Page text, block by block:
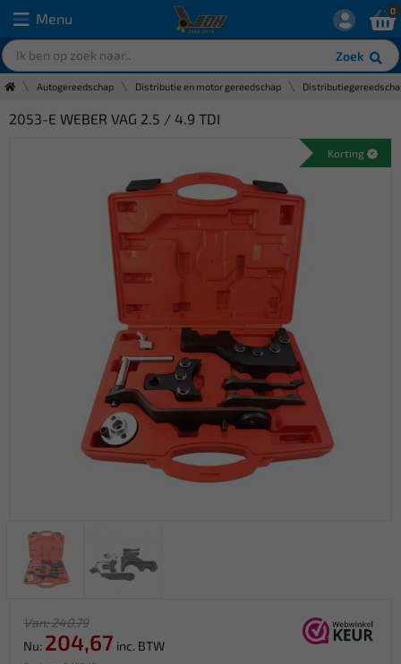
Menu
Zoek
0
Autogereedschap Distributie en motor gereedschap
2053-E WEBER VAG 2.5 / 4.9 TDI
Korting
Van: 240,79
Nu: 204,67 inc. BTW